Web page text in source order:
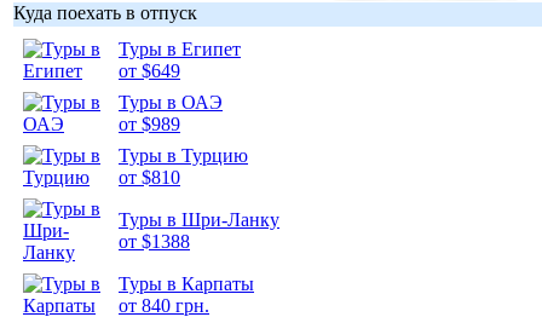
Куда поехать в отпуск
Туры в Египет
от $649
Туры в ОАЭ
от $989
Туры в Турцию
от $810
Туры в Шри-Ланку
от $1388
Туры в Карпаты
от 840 грн.